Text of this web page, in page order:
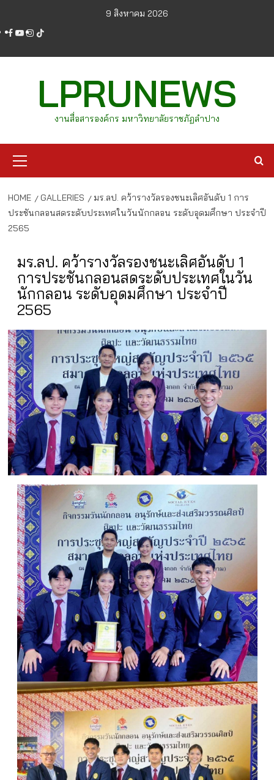
content
9 สิงหาคม 2026
facebook
youtube
instagram
tiktok
LPRUNEWS
งานสื่อสารองค์กร มหาวิทยาลัยราชภัฏลำปาง
Menu
HOME GALLERIES
มร.ลป. คว้ารางวัลรองชนะเลิศอันดับ 1 การ
ประชันกลอนสดระดับประเทศในวันนักกลอน ระดับอุดมศึกษา ประจำปี
2565
มร.ลป. คว้ารางวัลรองชนะเลิศอันดับ 1
การประชันกลอนสดระดับประเทศในวัน
นักกลอน ระดับอุดมศึกษา ประจำปี
2565